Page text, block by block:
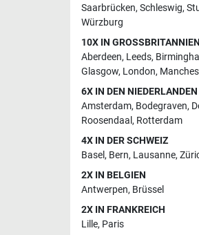
Saarbrücken, Schleswig,
Würzburg
10X IN GROSSBRITANNIEN
Aberdeen, Leeds,
Glasgow, London,
6X IN DEN NIEDERLANDEN
Amsterdam, Bodegraven,
Roosendaal , Rotterdam
4X IN DER SCHWEIZ
Basel, Bern, Lausanne,
2X IN BELGIEN
Antwerpen, Brüssel
2X IN FRANKREICH
Lille, Paris